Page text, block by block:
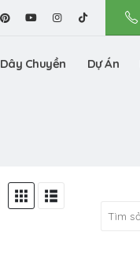
Dây Chuyền Dự Án